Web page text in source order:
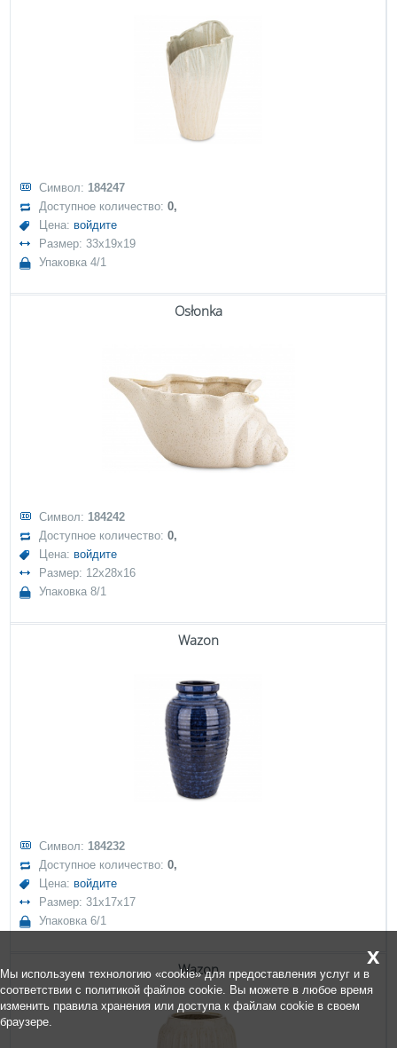
Символ: 184247
Доступное количество:0,
Цена: войдите
Размер: 33x19x19
Упаковка 4/1
Osłonka
Символ: 184242
Доступное количество:0,
Цена: войдите
Размер: 12x28x16
Упаковка 8/1
Wazon
Символ: 184232
Доступное количество:0,
Цена: войдите
Размер: 31x17x17
Упаковка 6/1
Wazon x
Мы используем технологию «cookie» для предоставления услуг и в
соответствии с политикой файлов cookie. Вы можете в любое время
изменить правила хранения или доступа к файлам cookie в своем
браузере.